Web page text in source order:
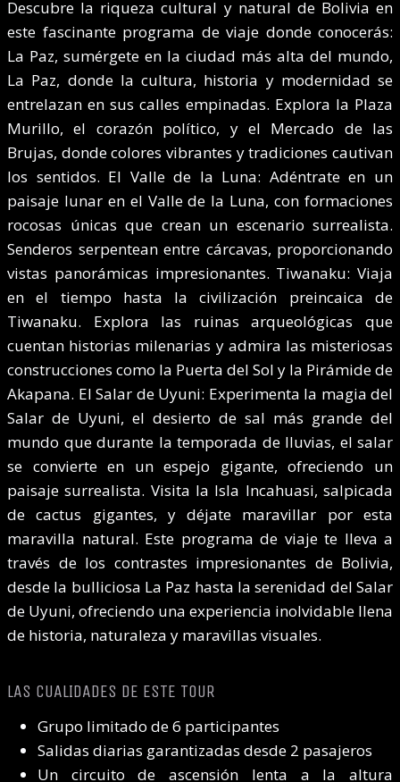
Descubre la riqueza cultural y natural de Bolivia en
este fascinante programa de viaje donde conocerás:
La Paz, sumérgete en la ciudad más alta del mundo,
La Paz, donde la cultura, historia y modernidad se
entrelazan en sus calles empinadas. Explora la Plaza
Murillo, el corazón político, y el Mercado de las
Brujas, donde colores vibrantes y tradiciones cautivan
los sentidos. El Valle de la Luna: Adéntrate en un
paisaje lunar en el Valle de la Luna, con formaciones
rocosas únicas que crean un escenario surrealista.
Senderos serpentean entre cárcavas, proporcionando
vistas panorámicas impresionantes. Tiwanaku: Viaja
en el tiempo hasta la civilización preincaica de
Tiwanaku. Explora las ruinas arqueológicas que
cuentan historias milenarias y admira las misteriosas
construcciones como la Puerta del Sol y la Pirámide de
Akapana. El Salar de Uyuni: Experimenta la magia del
Salar de Uyuni, el desierto de sal más grande del
mundo que durante la temporada de lluvias, el salar
se convierte en un espejo gigante, ofreciendo un
paisaje surrealista. Visita la Isla Incahuasi, salpicada
de cactus gigantes, y déjate maravillar por esta
maravilla natural. Este programa de viaje te lleva a
través de los contrastes impresionantes de Bolivia,
desde la bulliciosa La Paz hasta la serenidad del Salar
de Uyuni, ofreciendo una experiencia inolvidable llena
de historia, naturaleza y maravillas visuales.
LAS CUALIDADES DE ESTE TOUR
Grupo limitado de 6 participantes
Salidas diarias garantizadas desde 2 pasajeros
Un circuito de ascensión lenta a la altura